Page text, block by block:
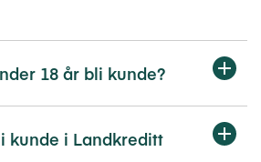
18 år bli kunde?
kunde i Landkreditt